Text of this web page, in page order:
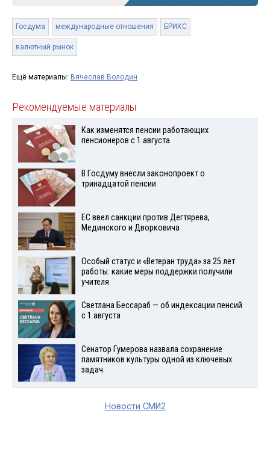
Госдума международные отношения БРИКС
валютный рынок
Ещё материалы: Вячеслав Володин
Рекомендуемые материалы
Как изменятся пенсии работающих
пенсионеров с 1 августа
В Госдуму внесли законопроект о
тринадцатой пенсии
ЕС ввел санкции против Дегтярева,
Мединского и Дворковича
Особый статус и «Ветеран труда» за 25 лет
работы: какие меры поддержки получили
учителя
Светлана Бессараб — об индексации пенсий
с 1 августа
Сенатор Гумерова назвала сохранение
памятников культуры одной из ключевых
задач
Новости СМИ2